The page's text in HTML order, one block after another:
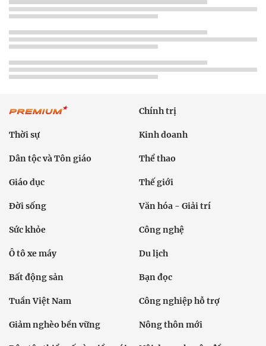
Chính trị
Thời sự Kinh doanh
Dân tộc và Tôn giáo Thể thao
Giáo dục Thế giới
Đời sống Văn hóa - Giải trí
Sức khỏe Công nghệ
Ô tô xe máy Du lịch
Bất động sản Bạn đọc
Tuần Việt Nam Công nghiệp hỗ trợ
Giảm nghèo bền vững Nông thôn mới